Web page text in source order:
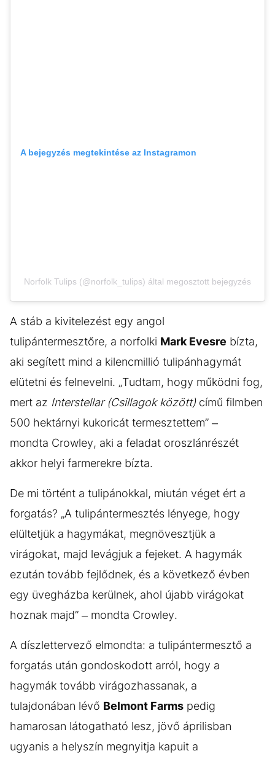
A bejegyzés megtekintése az Instagramon
Norfolk Tulips (@norfolk_tulips) által megosztott bejegyzés
A stáb a kivitelezést egy angol
tulipántermesztőre, a norfolki Mark Evesre bízta,
aki segített mind a kilencmillió tulipánhagymát
elütetni és felnevelni. „Tudtam, hogy működni fog,
mert az Interstellar (Csillagok között)című filmben
500 hektárnyi kukoricát termesztettem” –
mondta Crowley, aki a feladat oroszlánrészét
akkor helyi farmerekre bízta.
De mi történt a tulipánokkal, miután véget ért a
forgatás? „A tulipántermesztés lényege, hogy
elültetjük a hagymákat, megnövesztjük a
virágokat, majd levágjuk a fejeket. A hagymák
ezután tovább fejlődnek, és a következő évben
egy üvegházba kerülnek, ahol újabb virágokat
hoznak majd” – mondta Crowley.
A díszlettervező elmondta: a tulipántermesztő a
forgatás után gondoskodott arról, hogy a
hagymák tovább virágozhassanak, a
tulajdonában lévő Belmont Farms pedig
hamarosan látogatható lesz, jövő áprilisban
ugyanis a helyszín megnyitja kapuit a